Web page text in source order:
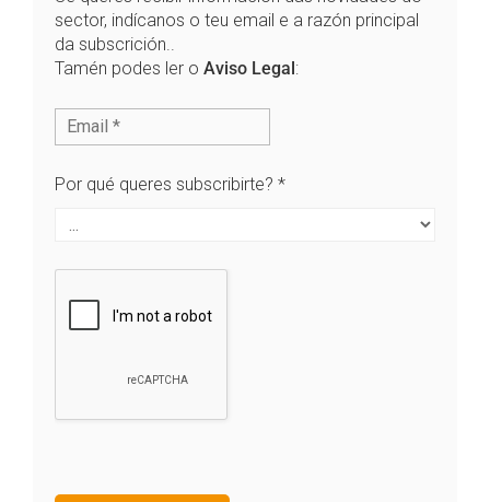
sector, indícanos o teu email e a razón principal
da subscrición..
Tamén podes ler o Aviso Legal :
Por qué queres subscribirte? *